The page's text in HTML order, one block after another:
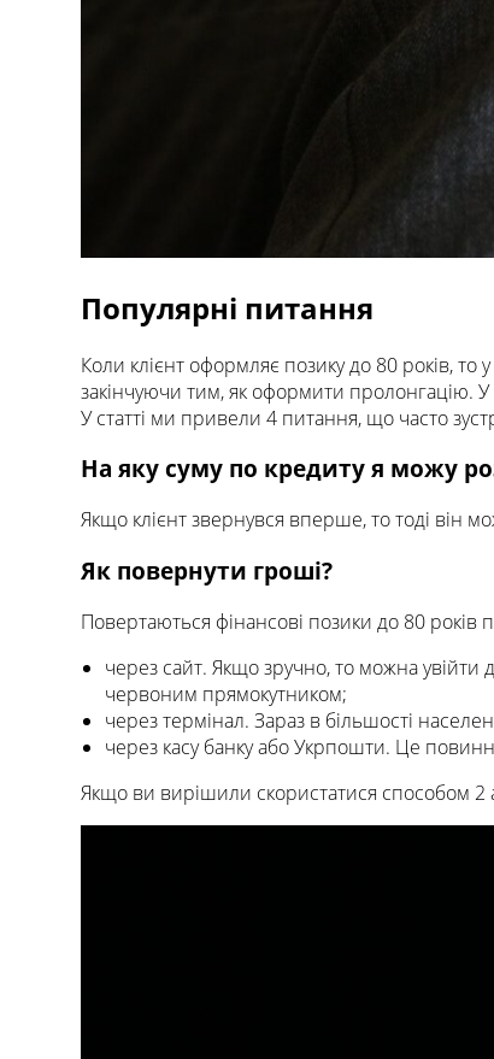
Популярні питання
Коли клієнт оформляє позику до 80 років,
закінчуючи тим, як оформити пролонгацію. У
У статті ми привели 4 питання, що часто
На яку суму по кредиту я можу
Якщо клієнт звернувся вперше, то тоді
Як повернути гроші?
Повертаються фінансові позики до 80 років
через сайт. Якщо зручно, то можна увійти
червоним прямокутником;
через термінал. Зараз в більшості
через касу банку або Укрпошти. Це
Якщо ви вирішили скористатися способом 2